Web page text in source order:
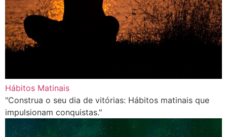
Hábitos Matinais
"Construa o seu dia de vitórias: Hábitos matinais que
impulsionam conquistas."